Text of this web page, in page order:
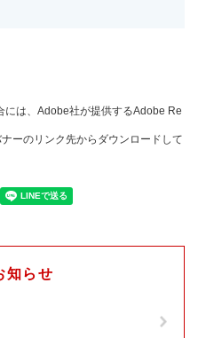
には、Adobe社が提供するAdobe Re
ーのリンク先からダウンロードして
知らせ